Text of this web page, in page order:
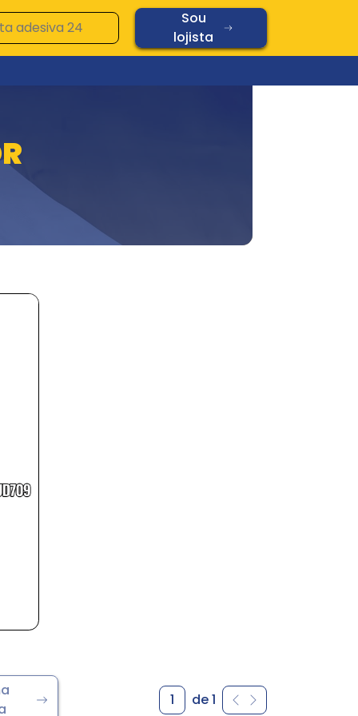
Ver todos os produtos
Oplaine
Copos
Chopp
Sou
lojista
1 de 1